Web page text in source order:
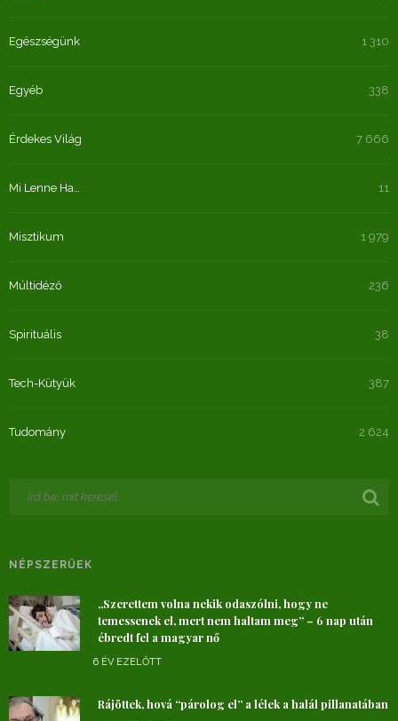
Egészségünk 1 310
Egyéb 338
Érdekes Világ 7 666
Mi Lenne Ha… 11
Misztikum 1 979
Múltidéző 236
Spirituális 38
Tech-Kütyük 387
Tudomány 2 624
NÉPSZERŰEK
„Szerettem volna nekik odaszólni, hogy ne
temessenek el, mert nem haltam meg” – 6 nap után
ébredt fel a magyar nő
6 ÉV EZELŐTT
Rájöttek, hová “párolog el” a lélek a halál pillanatában